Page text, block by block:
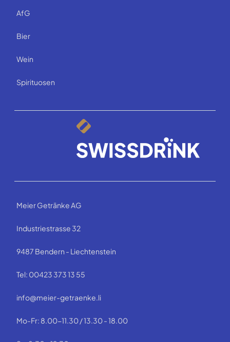
AfG
Bier
Wein
Spirituosen
Meier Getränke AG
Industriestrasse 32
9487 Bendern - Liechtenstein
Tel: 00423 373 13 55
info@meier-getraenke.li
Mo-Fr: 8.00-11.30 / 13.30 - 18.00